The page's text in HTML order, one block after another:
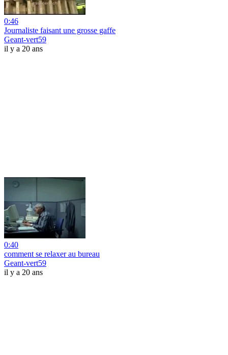
0:46
Journaliste faisant une grosse gaffe
Geant-vert59
il y a 20 ans
0:40
comment se relaxer au bureau
Geant-vert59
il y a 20 ans